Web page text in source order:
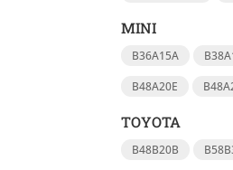
MINI
B36A15A
B48A20E
TOYOTA
B48B20B